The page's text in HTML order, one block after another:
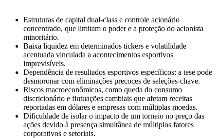
Estruturas de capital dual-class e controle acionário
concentrado, que limitam o poder e a proteção do acionista
minoritário.
Baixa liquidez em determinados tickers e volatilidade
acentuada vinculada a acontecimentos esportivos
imprevisíveis.
Dependência de resultados esportivos específicos: a tese pode
desmoronar com eliminações precoces de seleções-chave.
Riscos macroeconômicos, como queda do consumo
discricionário e flutuações cambiais que afetam receitas
reportadas em dólares e empresas com múltiplas moedas.
Dificuldade de isolar o impacto de um torneio no preço das
ações devido à presença simultânea de múltiplos fatores
corporativos e setoriais.